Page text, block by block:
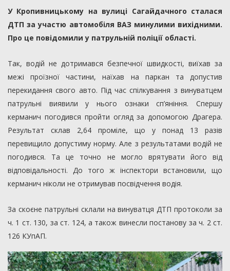
У Кропивницькому на вулиці Сагайдачного сталася
ДТП за участю автомобіля ВАЗ минулими вихідними.
Про це повідомили у патрульній поліції області.
Так, водій не дотримався безпечної швидкості, виїхав за
межі проїзної частини, наїхав на паркан та допустив
перекидання свого авто. Під час спілкування з винуватцем
патрульні виявили у нього ознаки сп’яніння. Спершу
керманич погодився пройти огляд за допомогою Драгера.
Результат склав 2,64 проміле, що у понад 13 разів
перевищило допустиму норму. Але з результатами водій не
погодився. Та це точно не могло врятувати його від
відповідальності. До того ж інспектори встановили, що
керманич ніколи не отримував посвідчення водія.
За скоєне патрульні склали на винуватця ДТП протоколи за
ч. 1 ст. 130, за ст. 124, а також винесли постанову за ч. 2 ст.
126 КУпАП.